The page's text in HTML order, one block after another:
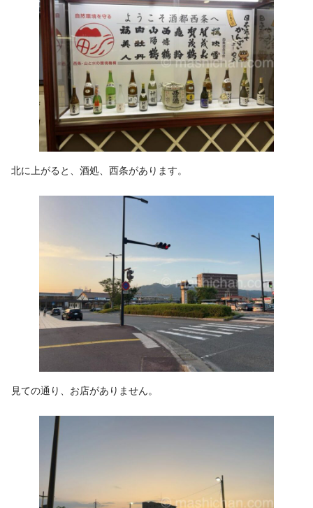
北に上がると、酒処、西条があります。
見ての通り、お店がありません。